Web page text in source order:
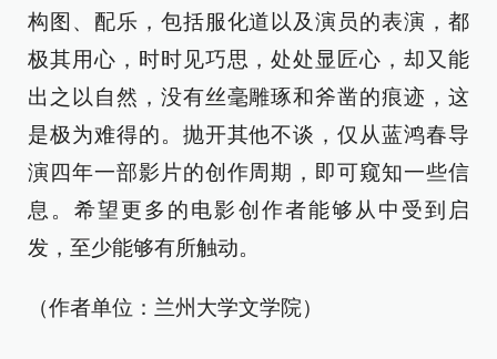
构图、配乐，包括服化道以及演员的表演，都
极其用心，时时见巧思，处处显匠心，却又能
出之以自然，没有丝毫雕琢和斧凿的痕迹，这
是极为难得的。抛开其他不谈，仅从蓝鸿春导
演四年一部影片的创作周期，即可窥知一些信
息。希望更多的电影创作者能够从中受到启
发，至少能够有所触动。
（作者单位：兰州大学文学院）